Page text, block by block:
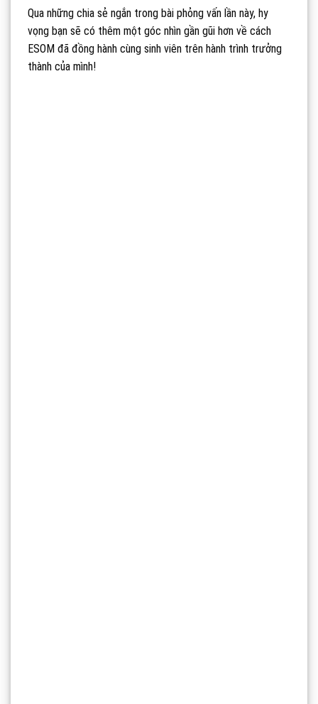
Qua những chia sẻ ngắn trong bài phỏng vấn lần này, hy
vọng bạn sẽ có thêm một góc nhìn gần gũi hơn về cách
ESOM đã đồng hành cùng sinh viên trên hành trình trưởng
thành của mình!